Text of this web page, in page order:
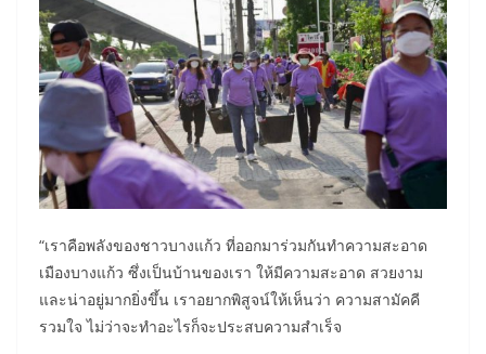
“เราคือพลังของชาวบางแก้ว ที่ออกมาร่วมกันทำความสะอาด
เมืองบางแก้ว ซึ่งเป็นบ้านของเรา ให้มีความสะอาด สวยงาม
และน่าอยู่มากยิ่งขึ้น เราอยากพิสูจน์ให้เห็นว่า ความสามัคคี
รวมใจ ไม่ว่าจะทำอะไรก็จะประสบความสำเร็จ